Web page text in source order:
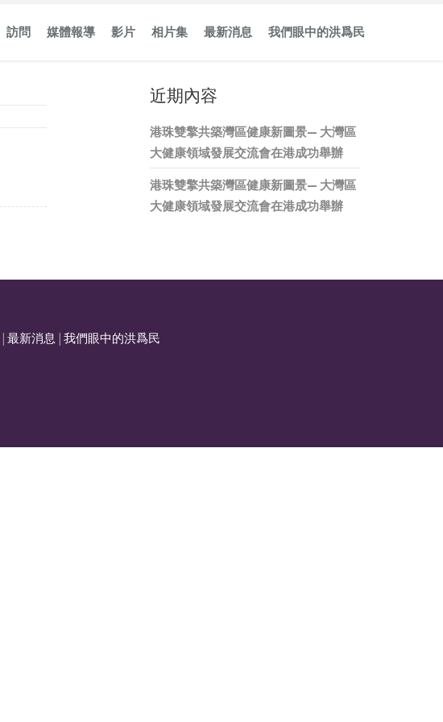
訪問 媒體報導 影片 相片集 最新消息 我們眼中的洪爲民
近期內容
港珠雙擎共築灣區健康新圖景— 大灣區
大健康領域發展交流會在港成功舉辦
港珠雙擎共築灣區健康新圖景— 大灣區
大健康領域發展交流會在港成功舉辦
最新消息 我們眼中的洪爲民